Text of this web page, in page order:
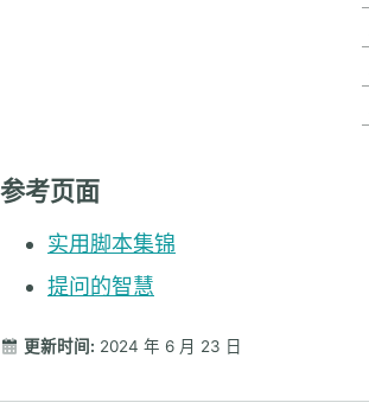
参考页面
实用脚本集锦
提问的智慧
更新时间: 2024 年 6 月 23 日